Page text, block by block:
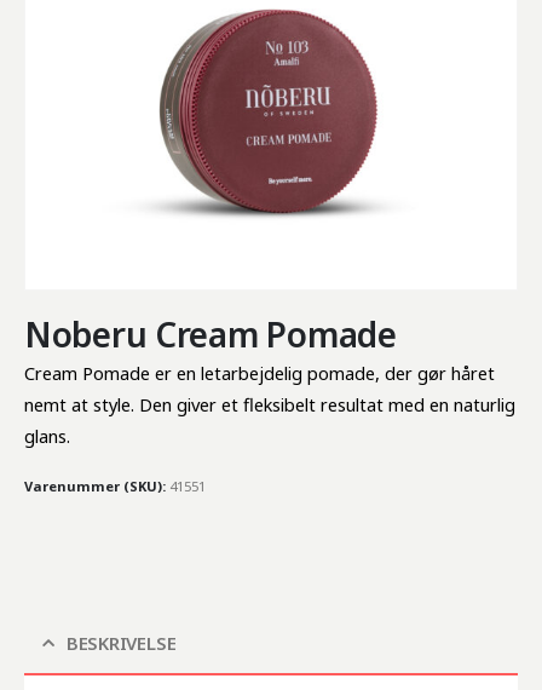
Noberu Cream Pomade
Cream Pomade er en letarbejdelig pomade, der gør håret
nemt at style. Den giver et fleksibelt resultat med en naturlig
glans.
Varenummer (SKU): 41551
BESKRIVELSE